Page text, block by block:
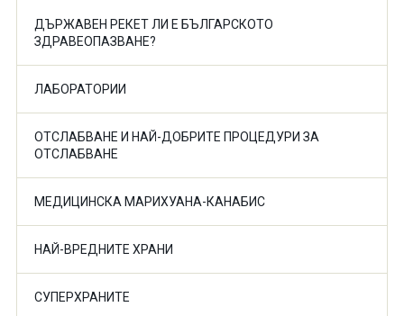
ДЪРЖАВЕН РЕКЕТ ЛИ Е БЪЛГАРСКОТО
ЗДРАВЕОПАЗВАНЕ?
ЛАБОРАТОРИИ
ОТСЛАБВАНЕ И НАЙ-ДОБРИТЕ ПРОЦЕДУРИ ЗА
ОТСЛАБВАНЕ
МЕДИЦИНСКА МАРИХУАНА-КАНАБИС
НАЙ-ВРЕДНИТЕ ХРАНИ
СУПЕРХРАНИТЕ